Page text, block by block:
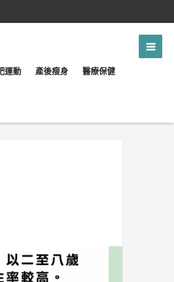
運動 產後瘦身 醫療保健